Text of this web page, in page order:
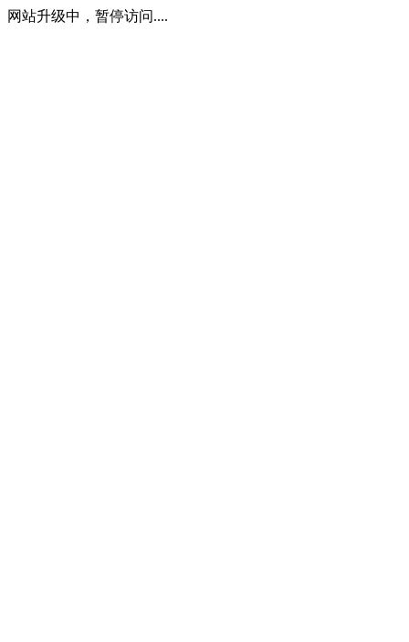
网站升级中，暂停访问....